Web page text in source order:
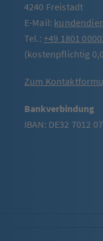
4240 Freistadt
E-Mail:
Tel.: +49 1801
(kostenpflichtig
Zum
Bankverbindung
IBAN: DE32 7012